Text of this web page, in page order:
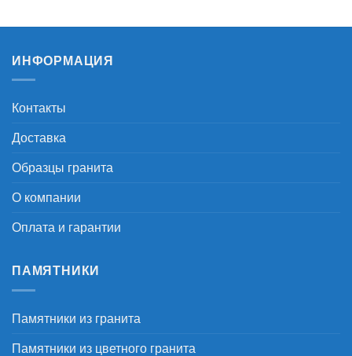
ИНФОРМАЦИЯ
Контакты
Доставка
Образцы гранита
О компании
Оплата и гарантии
ПАМЯТНИКИ
Памятники из гранита
Памятники из цветного гранита